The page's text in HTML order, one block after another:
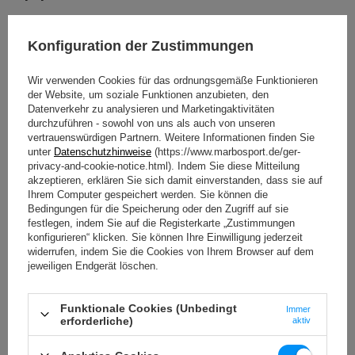
aktivierst dabei die Rückenmuskulatur, stärkst Schultern und
So geht’s:
Befestige dasTrainingsbandan einem festen Punkt (z. B. Türgriff).
Setze dich oder stelle dich stabil hin, greife beide Enden.
Ziehe die Arme kontrolliert zurück, Ellbogen nah am Körper.
Kurz halten, dann langsam lösen – 10–15 Wiederholungen.
Tipp: EinTrainingsbänder-Setmit verschiedenen Stärken macht dein
Rückentraining mit Gewichten überflüssig – ideal für zuhause.
Diese Rückenübung bringt Bewegung und Kraft in den unteren Rücken –
ideal für alle, die zuhause mit einfachen Hilfsmitteln trainieren möchten.
Konfiguration der Zustimmungen
Wir verwenden Cookies für das ordnungsgemäße Funktionieren
der Website, um soziale Funktionen anzubieten, den
Datenverkehr zu analysieren und Marketingaktivitäten
durchzuführen - sowohl von uns als auch von unseren
vertrauenswürdigen Partnern. Weitere Informationen finden Sie
unter Datenschutzhinweise (https://www.marbosport.de/ger-
privacy-and-cookie-notice.html). Indem Sie diese Mitteilung
akzeptieren, erklären Sie sich damit einverstanden, dass sie auf
Ihrem Computer gespeichert werden. Sie können die
Bedingungen für die Speicherung oder den Zugriff auf sie
festlegen, indem Sie auf die Registerkarte „Zustimmungen
konfigurieren“ klicken. Sie können Ihre Einwilligung jederzeit
widerrufen, indem Sie die Cookies von Ihrem Browser auf dem
jeweiligen Endgerät löschen.
Funktionale Cookies (Unbedingt
erforderliche)
Immer
aktiv